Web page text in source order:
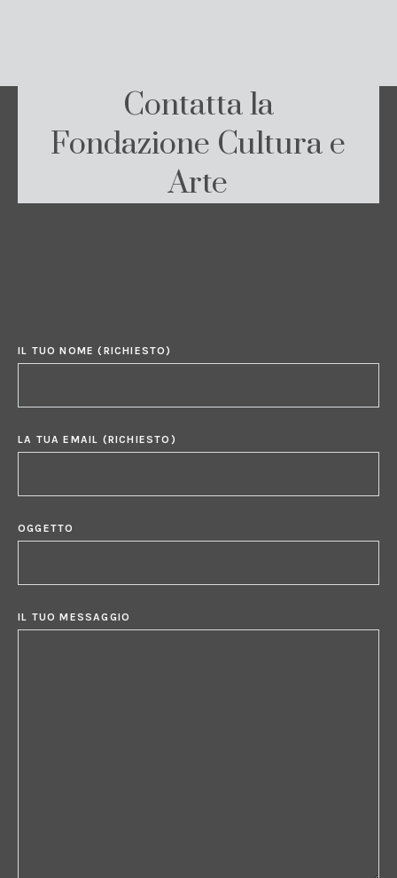
Contatta la
Fondazione Cultura e
Arte
IL TUO NOME (RICHIESTO)
LA TUA EMAIL (RICHIESTO)
OGGETTO
IL TUO MESSAGGIO